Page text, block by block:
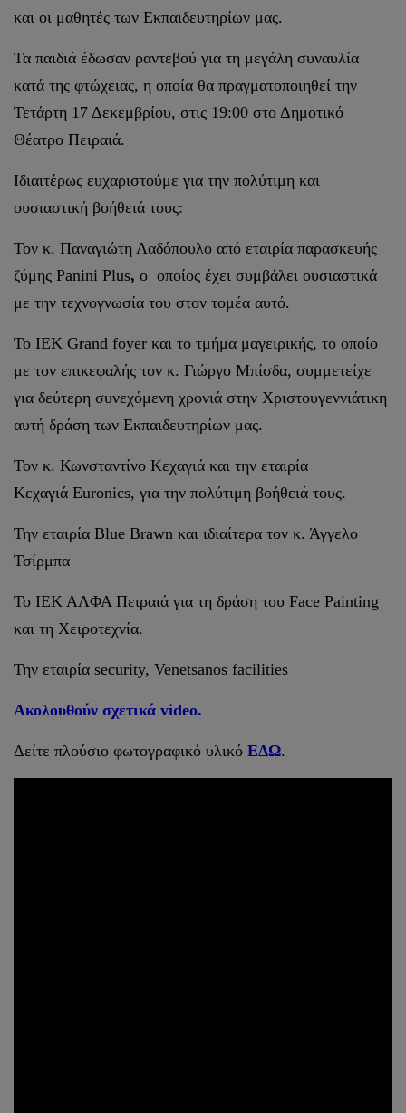
και οι μαθητές των Εκπαιδευτηρίων μας.
Τα παιδιά έδωσαν ραντεβού για τη μεγάλη συναυλία
κατά της φτώχειας, η οποία θα πραγματοποιηθεί την
Τετάρτη 17 Δεκεμβρίου, στις 19:00 στο Δημοτικό
Θέατρο Πειραιά.
Ιδιαιτέρως ευχαριστούμε για την πολύτιμη και
ουσιαστική βοήθειά τους:
Τον κ. Παναγιώτη Λαδόπουλο από εταιρία παρασκευής
ζύμης Panini Plus, ο οποίος έχει συμβάλει ουσιαστικά
με την τεχνογνωσία του στον τομέα αυτό.
Το ΙΕΚ Grand foyer και το τμήμα μαγειρικής, το οποίο
με τον επικεφαλής τον κ. Γιώργο Μπίσδα, συμμετείχε
για δεύτερη συνεχόμενη χρονιά στην Χριστουγεννιάτικη
αυτή δράση των Εκπαιδευτηρίων μας.
Τον κ. Κωνσταντίνο Κεχαγιά και την εταιρία
Κεχαγιά Euronics, για την πολύτιμη βοήθειά τους.
Την εταιρία Blue Brawn και ιδιαίτερα τον κ. Άγγελο
Τσίρμπα
Το ΙΕΚ ΑΛΦΑ Πειραιά για τη δράση του Face Painting
και τη Χειροτεχνία.
Την εταιρία security, Venetsanos facilities
Ακολουθούν σχετικά video.
Δείτε πλούσιο φωτογραφικό υλικό ΕΔΩ.